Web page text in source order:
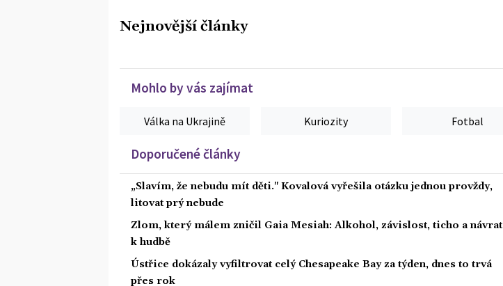
Nejnovější články
Mohlo by vás zajímat
Válka na Ukrajině Kuriozity Fotbal
Doporučené články
„Slavím, že nebudu mít děti." Kovalová vyřešila otázku jednou provždy,
litovat prý nebude
Zlom, který málem zničil Gaia Mesiah: Alkohol, závislost, ticho a návrat
k hudbě
Ústřice dokázaly vyfiltrovat celý Chesapeake Bay za týden, dnes to trvá
přes rok